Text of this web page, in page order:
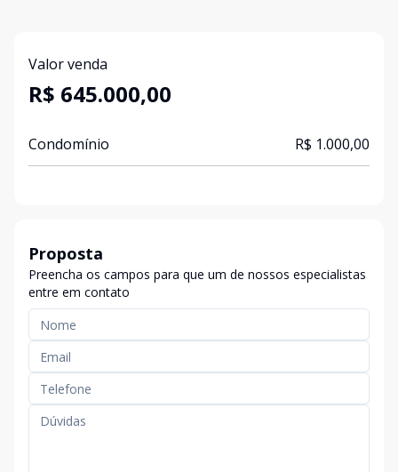
Valor venda
R$ 645.000,00
Condomínio R$ 1.000,00
Proposta
Preencha os campos para que um de nossos especialistas
entre em contato